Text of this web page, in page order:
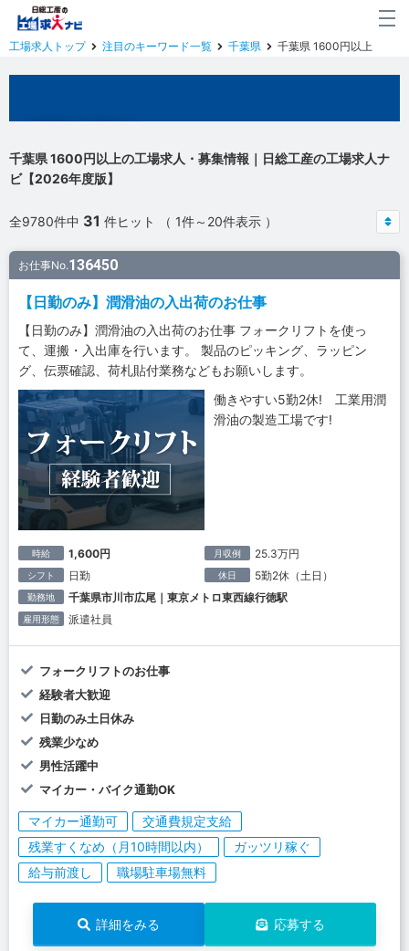
工場求人トップ 注目のキーワード一覧 千葉県 千葉県 1600円以上
千葉県 1600円以上の工場求人・募集情報｜日総工産の工場求人ナ
ビ【2026年度版】
全9780件中 31 件ヒット （ 1件～20件表示 ）
お仕事No.136450
【日勤のみ】潤滑油の入出荷のお仕事
【日勤のみ】潤滑油の入出荷のお仕事 フォークリフトを使っ
て、運搬・入出庫を行います。 製品のピッキング、ラッピン
グ、伝票確認、荷札貼付業務などもお願いします。
働きやすい5勤2休! 工業用潤
滑油の製造工場です!
時給 1,600円 月収例 25.3万円
シフト 日勤 休日 5勤2休（土日）
勤務地 千葉県市川市広尾｜東京メトロ東西線行徳駅
雇用形態 派遣社員
フォークリフトのお仕事
経験者大歓迎
日勤のみ土日休み
残業少なめ
男性活躍中
マイカー・バイク通勤OK
マイカー通勤可
交通費規定支給
残業すくなめ（月10時間以内）
ガッツリ稼ぐ
給与前渡し
職場駐車場無料
詳細をみる 応募する